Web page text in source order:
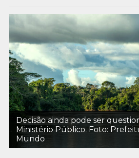
Decisão ainda pode ser
Ministério Público. Foto:
Mundo